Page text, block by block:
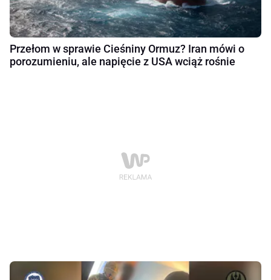
Przełom w sprawie Cieśniny Ormuz? Iran mówi o
porozumieniu, ale napięcie z USA wciąż rośnie